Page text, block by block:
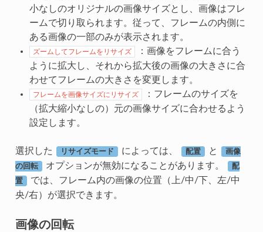
小なしのオリジナルの画像サイズとし、画像はフレ
ームで切り取られます。従って、フレームの内側に
ある画像の一部のみが表示されます。
ズームしてフレームをリサイズ
：画像をフレームに合う
ように拡大し、それから拡大後の画像の大きさに合
わせてフレームの大きさを変更します。
フレームを画像サイズにリサイズ
：フレームのサイズを
（拡大縮小なしの）元の画像サイズに合わせるよう
設定します。
選択した リサイズモード によっては、 配置 と 画像
の回転 オプションが無効になることがあります。 配
置
では、フレーム内の画像の位置（上/中/下、左/中
央/右）が選択できます。
画像の回転